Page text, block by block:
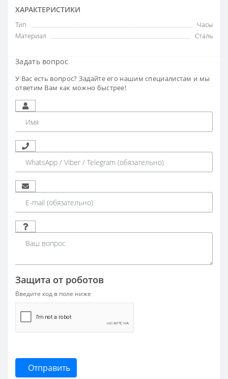
ХАРАКТЕРИСТИКИ
Тип
Часы
Материал
Сталь
Задать вопрос
У Вас есть вопрос? Задайте его нашим специалистам и мы
ответим Вам как можно быстрее!
Защита от роботов
Введите код в поле ниже
Отправить